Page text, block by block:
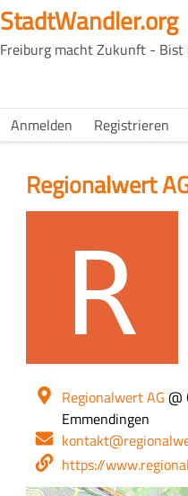
Direkt
zum
Inhalt
StadtWandler.org
Freiburg macht Zukunft - Bist
Main
H4C
USER
Anmelden Registrieren
Regionalwert
Ort
Regionalwert AG @
Emmendingen
E-
Mail-
Adresse
Webseite
https://